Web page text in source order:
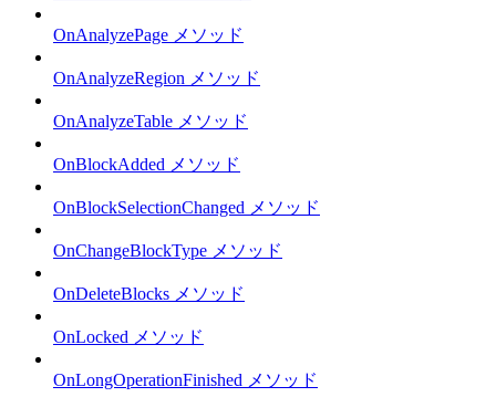
OnAnalyzePage メソッド
OnAnalyzeRegion メソッド
OnAnalyzeTable メソッド
OnBlockAdded メソッド
OnBlockSelectionChanged メソッド
OnChangeBlockType メソッド
OnDeleteBlocks メソッド
OnLocked メソッド
OnLongOperationFinished メソッド